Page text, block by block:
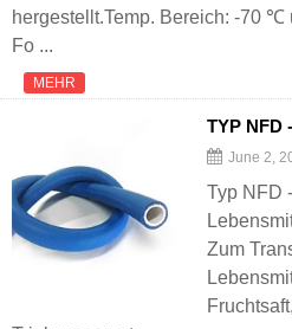
hergestellt.Temp. Bereich: -70
Fo ...
MEHR
June 2,
Typ NFD
Zum